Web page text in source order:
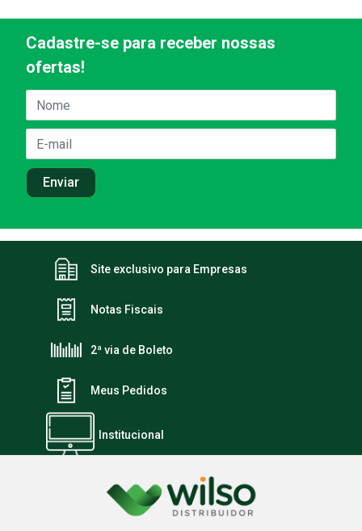
Cadastre-se para receber nossas
ofertas!
Site exclusivo para Empresas
Notas Fiscais
2ª via de Boleto
Meus Pedidos
Institucional